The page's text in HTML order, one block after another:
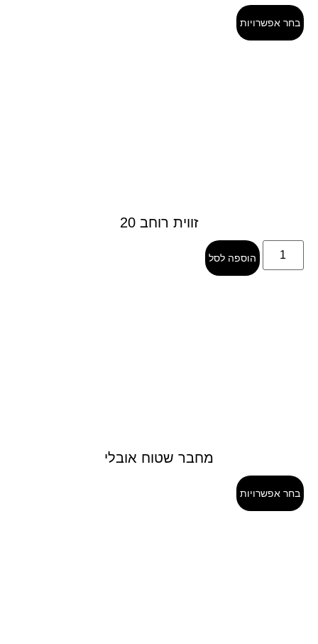
בחר אפשרויות
זווית רוחב 20
הוספה לסל
מחבר שטוח אובלי
בחר אפשרויות